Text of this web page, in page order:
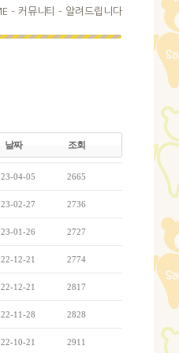
- 커뮤니티 - 알려드립니다
날짜 조회
04-05 2665
02-27 2736
01-26 2727
12-21 2774
12-21 2817
11-28 2828
10-21 2911